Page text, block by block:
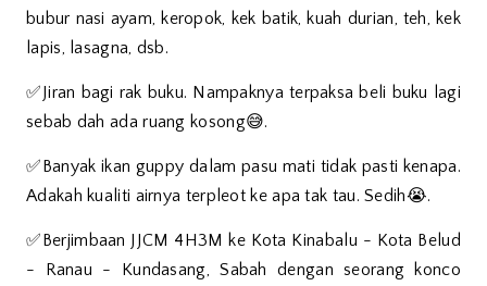
bubur nasi ayam, keropok, kek batik, kuah durian, teh, kek
lapis, lasagna, dsb.
✅Jiran bagi rak buku. Nampaknya terpaksa beli buku lagi
sebab dah ada ruang kosong😅.
✅Banyak ikan guppy dalam pasu mati tidak pasti kenapa.
Adakah kualiti airnya terpleot ke apa tak tau. Sedih😭.
✅Berjimbaan JJCM 4H3M ke Kota Kinabalu - Kota Belud
- Ranau - Kundasang, Sabah dengan seorang konco